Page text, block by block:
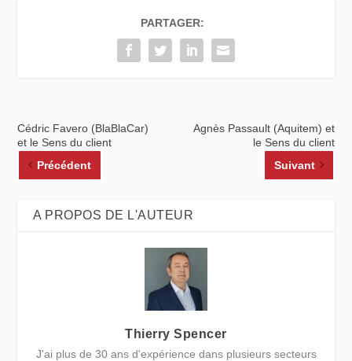
PARTAGER:
Cédric Favero (BlaBlaCar)
et le Sens du client
Précédent
Agnès Passault (Aquitem) et
le Sens du client
Suivant
A PROPOS DE L'AUTEUR
Thierry Spencer
J'ai plus de 30 ans d'expérience dans plusieurs secteurs